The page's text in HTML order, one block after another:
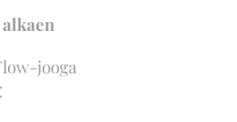
jooga